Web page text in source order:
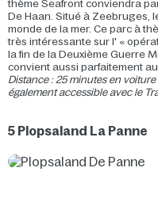
thème Seafront conviendra
De Haan. Situé à Zeebruges,
monde de la mer. Ce parc à
très intéressante sur l' «
la fin de la Deuxième Guerre
convient aussi parfaitement
Distance : 25 minutes en
également accessible avec le
5 Plopsaland La Panne